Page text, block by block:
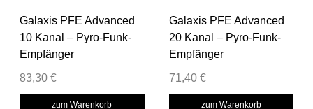
Galaxis PFE Advanced
10 Kanal – Pyro-Funk-
Empfänger
83,30 €
zum Warenkorb
Galaxis PFE Advanced
20 Kanal – Pyro-Funk-
Empfänger
71,40 €
zum Warenkorb